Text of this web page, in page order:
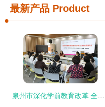
最新产品 Product